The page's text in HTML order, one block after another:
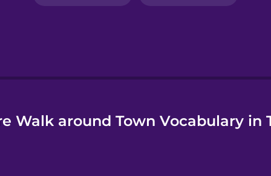
Walk around Town Vocabulary in